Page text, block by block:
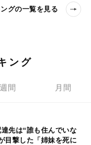
グの一覧を見る
ング
週間 月間
達先は“誰も住んでいな
目撃した「姉妹を死に